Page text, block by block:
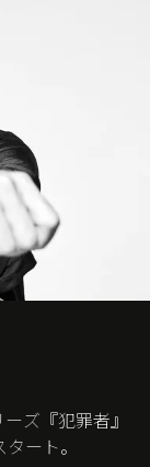
ズ『犯罪者』
ート。